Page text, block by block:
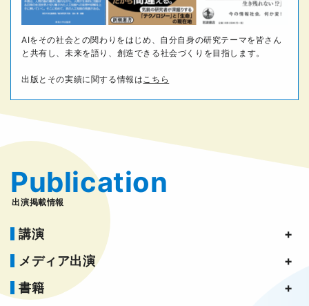
AIをその社会との関わりをはじめ、自分自身の研究テーマを皆さん
と共有し、未来を語り、創造できる社会づくりを目指します。
出版とその実績に関する情報はこちら
Publication
出演掲載情報
講演
メディア出演
書籍